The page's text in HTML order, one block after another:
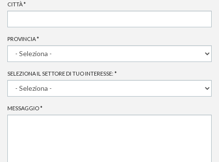
CITTÀ*
PROVINCIA*
SELEZIONA IL SETTORE DI TUO INTERESSE: *
MESSAGGIO*